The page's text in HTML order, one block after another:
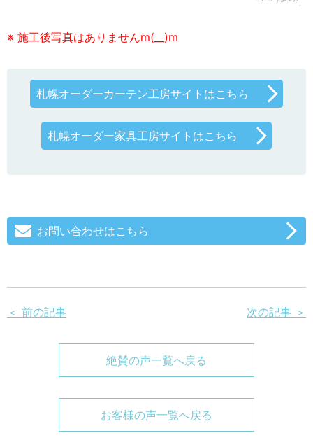
※ 施工後写真はありませんm(__)m
札幌オーダーカーテン工房サイトはこちら
札幌オーダー家具工房サイトはこちら
お問い合わせはこちら
＜ 前の記事 次の記事 ＞
絶賛の声一覧へ戻る
お客様の声一覧へ戻る